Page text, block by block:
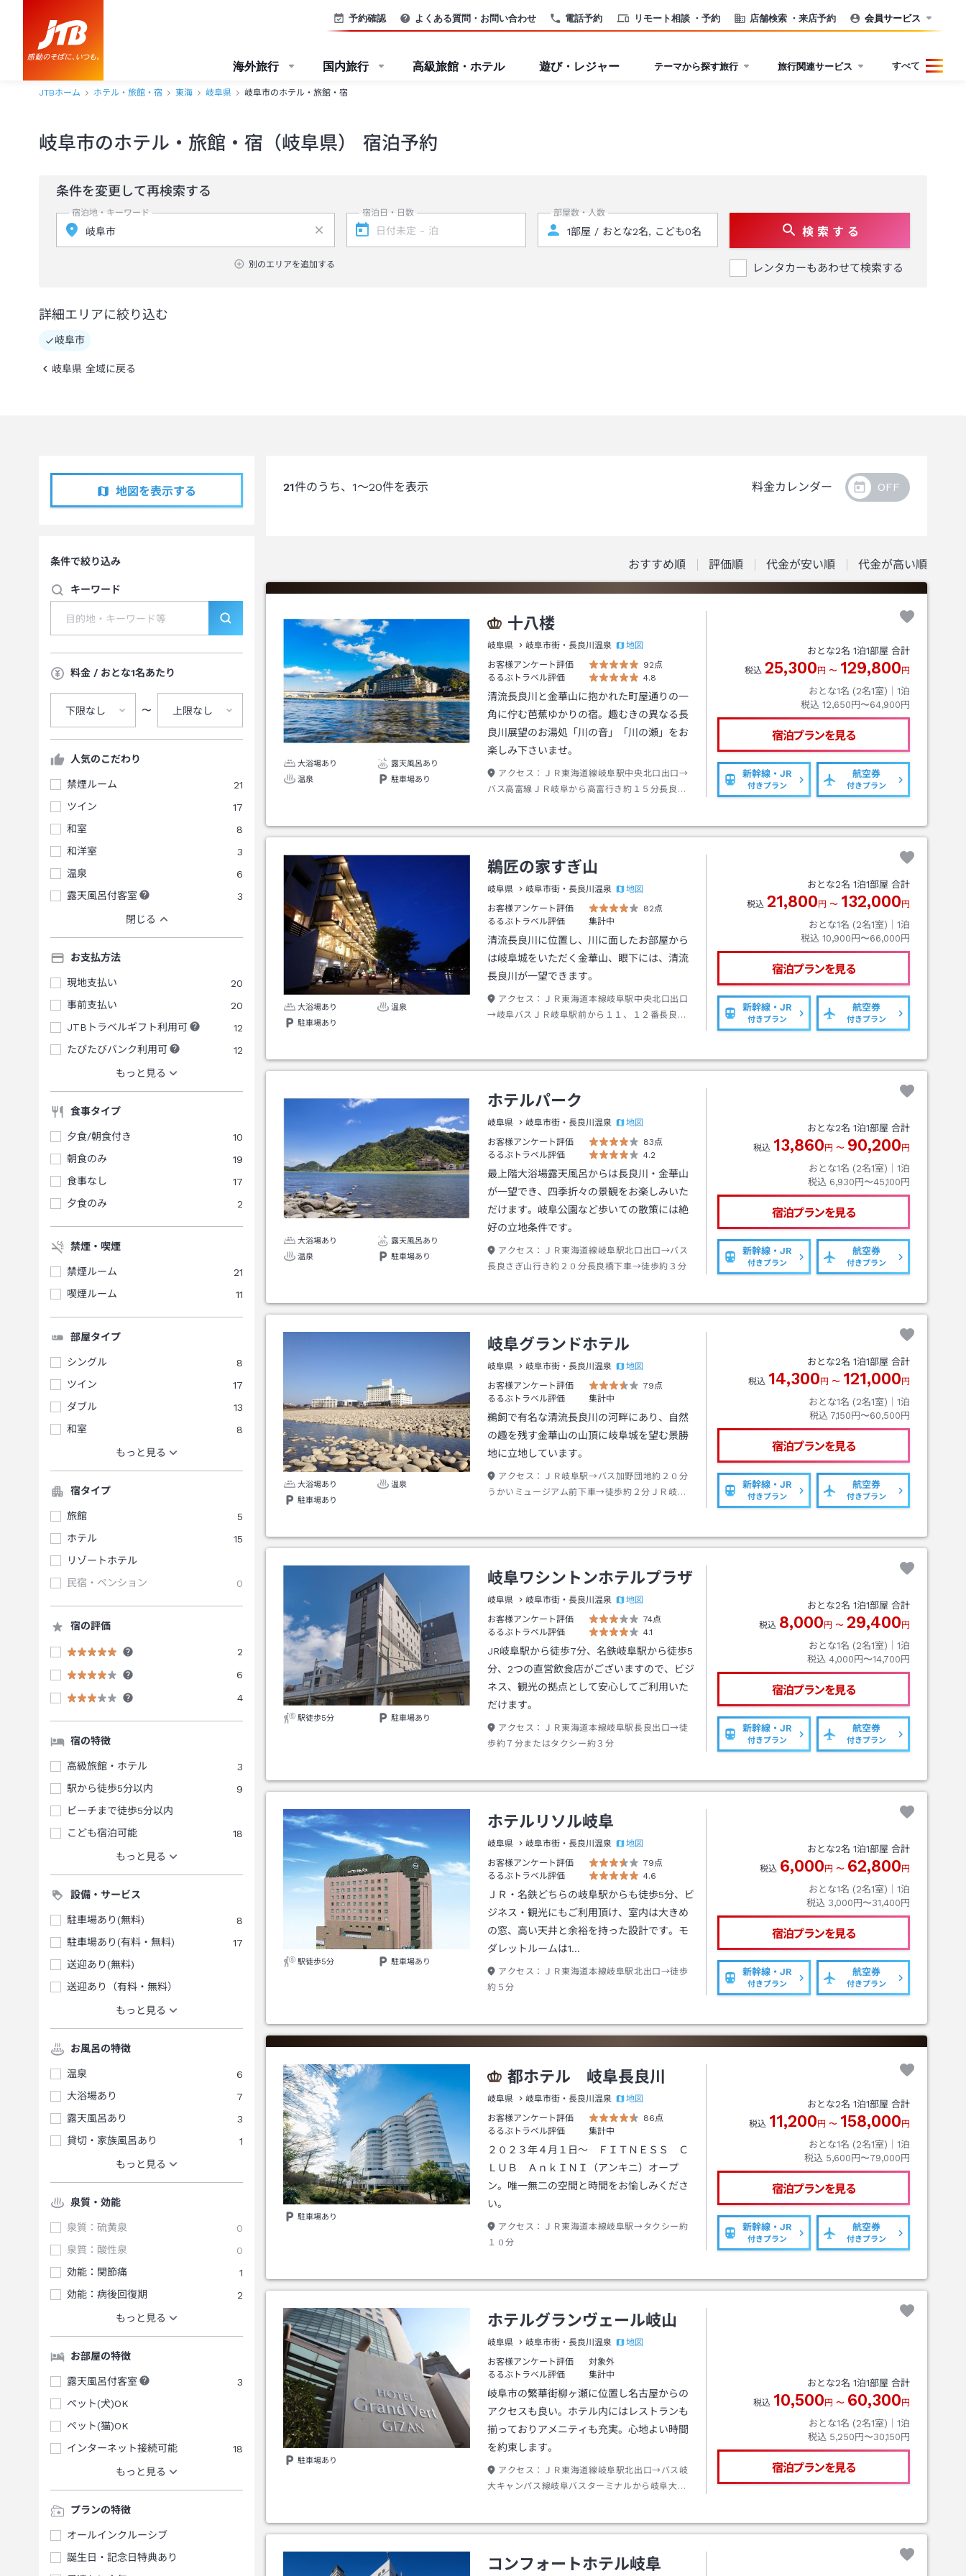
電話予約 リモート相談 ・予約 店舗検索 ・来店予約
予約確認 よくある質問・お問い合わせ 会員サービス
海外旅行 国内旅行 高級旅館・ホテル 遊び・レジャー テーマから探す旅行 旅行関連サービス すべて
JTBホーム ホテル・旅館・宿 東海 岐阜県 岐阜市のホテル・旅館・宿
岐阜市のホテル・旅館・宿（岐阜県） 宿泊予約
条件を変更して再検索する
宿泊地・キーワード
別のエリアを追加する
宿泊日・日数 部屋数・人数
検 索 す る
レンタカーもあわせて検索する
詳細エリアに絞り込む
岐阜市
岐阜県 全域に戻る
地図を表示する
条件で絞り込み
キーワード
料金 / おとな1名あたり
下限なし 〜 上限なし
人気のこだわり
禁煙ルーム
21
ツイン
17
和室
8
和洋室
3
温泉
6
露天風呂付客室
3
閉じる
お支払方法
現地支払い
20
事前支払い
20
JTBトラベルギフト利用可
12
たびたびバンク利用可
12
もっと見る
食事タイプ
夕食/朝食付き
10
朝食のみ
19
食事なし
17
夕食のみ
2
禁煙・喫煙
禁煙ルーム
21
喫煙ルーム
11
部屋タイプ
シングル
8
ツイン
17
ダブル
13
和室
8
もっと見る
宿タイプ
旅館
5
ホテル
15
リゾートホテル
民宿・ペンション
0
宿の評価
2
6
4
宿の特徴
高級旅館・ホテル
3
駅から徒歩5分以内
9
ビーチまで徒歩5分以内
こども宿泊可能
18
もっと見る
設備・サービス
駐車場あり(無料)
8
駐車場あり(有料・無料)
17
送迎あり(無料)
送迎あり（有料・無料）
もっと見る
お風呂の特徴
温泉
6
大浴場あり
7
露天風呂あり
3
貸切・家族風呂あり
1
もっと見る
泉質・効能
泉質：硫黄泉
0
泉質：酸性泉
0
効能：関節痛
1
効能：病後回復期
2
もっと見る
お部屋の特徴
露天風呂付客室
3
ペット(犬)OK
ペット(猫)OK
インターネット接続可能
18
もっと見る
プランの特徴
オールインクルーシブ
誕生日・記念日特典あり
21件のうち、 1～20件を表示 料金カレンダー
おすすめ順 評価順 代金が安い順 代金が高い順
大浴場あり
露天風呂あり
温泉
駐車場あり
十八楼
岐阜県 岐阜市街・長良川温泉
地図
お客様アンケート評価
92点
るるぶトラベル評価
4.8
清流長良川と金華山に抱かれた町屋通りの一
角に佇む芭蕉ゆかりの宿。趣むきの異なる長
良川展望のお湯処「川の音」「川の瀬」をお
楽しみ下さいませ。
アクセス：
ＪＲ東海道線岐阜駅中央北口出口→
バス高富線ＪＲ岐阜から高富行き約１５分長良橋
おとな2名 1泊1部屋 合計
税込 25,300 円 〜 129,800 円
おとな1名 (2名1室)｜ 1泊
税込 12,650円〜64,900円
宿泊プランを見る
新幹線・JR
付きプラン
航空券
付きプラン
大浴場あり
温泉
駐車場あり
鵜匠の家すぎ山
岐阜県 岐阜市街・長良川温泉
地図
お客様アンケート評価
82点
るるぶトラベル評価
集計中
清流長良川に位置し、川に面したお部屋から
は岐阜城をいただく金華山、眼下には、清流
長良川が一望できます。
アクセス：
ＪＲ東海道本線岐阜駅中央北口出口
→岐阜バスＪＲ岐阜駅前から１１、１２番長良橋
おとな2名 1泊1部屋 合計
税込 21,800 円 〜 132,000 円
おとな1名 (2名1室)｜ 1泊
税込 10,900円〜66,000円
宿泊プランを見る
新幹線・JR
付きプラン
航空券
付きプラン
大浴場あり
露天風呂あり
温泉
駐車場あり
ホテルパーク
岐阜県 岐阜市街・長良川温泉
地図
お客様アンケート評価
83点
るるぶトラベル評価
4.2
最上階大浴場露天風呂からは長良川・金華山
が一望でき、四季折々の景観をお楽しみいた
だけます。岐阜公園など歩いての散策には絶
好の立地条件です。
アクセス：
ＪＲ東海道線岐阜駅北口出口→バス
長良さぎ山行き約２０分長良橋下車→徒歩約３分
おとな2名 1泊1部屋 合計
税込 13,860 円 〜 90,200 円
おとな1名 (2名1室)｜ 1泊
税込 6,930円〜45,100円
宿泊プランを見る
新幹線・JR
付きプラン
航空券
付きプラン
大浴場あり
温泉
駐車場あり
岐阜グランドホテル
岐阜県 岐阜市街・長良川温泉
地図
お客様アンケート評価
79点
るるぶトラベル評価
集計中
鵜飼で有名な清流長良川の河畔にあり、自然
の趣を残す金華山の山頂に岐阜城を望む景勝
地に立地しています。
アクセス：
ＪＲ岐阜駅→バス加野団地約２０分
うかいミュージアム前下車→徒歩約２分ＪＲ岐阜
おとな2名 1泊1部屋 合計
税込 14,300 円 〜 121,000 円
おとな1名 (2名1室)｜ 1泊
税込 7,150円〜60,500円
宿泊プランを見る
新幹線・JR
付きプラン
航空券
付きプラン
駅徒歩5分 駐車場あり
岐阜ワシントンホテルプラザ
岐阜県 岐阜市街・長良川温泉
地図
お客様アンケート評価
74点
るるぶトラベル評価
4.1
JR岐阜駅から徒歩7分、名鉄岐阜駅から徒歩5
分、2つの直営飲食店がございますので、ビジ
ネス、観光の拠点として安心してご利用いた
だけます。
アクセス：
ＪＲ東海道本線岐阜駅長良出口→徒
歩約７分またはタクシー約３分
おとな2名 1泊1部屋 合計
税込 8,000 円 〜 29,400 円
おとな1名 (2名1室)｜ 1泊
税込 4,000円〜14,700円
宿泊プランを見る
新幹線・JR
付きプラン
航空券
付きプラン
駅徒歩5分 駐車場あり
ホテルリソル岐阜
岐阜県 岐阜市街・長良川温泉
地図
お客様アンケート評価
79点
るるぶトラベル評価
4.6
ＪＲ・名鉄どちらの岐阜駅からも徒歩5分、ビ
ジネス・観光にもご利用頂け、室内は大きめ
の窓、高い天井と余裕を持った設計です。モ
ダレットルームは1…
アクセス：
ＪＲ東海道本線岐阜駅北出口→徒歩
約５分
おとな2名 1泊1部屋 合計
税込 6,000 円 〜 62,800 円
おとな1名 (2名1室)｜ 1泊
税込 3,000円〜31,400円
宿泊プランを見る
新幹線・JR
付きプラン
航空券
付きプラン
駐車場あり
都ホテル 岐阜長良川
岐阜県 岐阜市街・長良川温泉
地図
お客様アンケート評価
86点
るるぶトラベル評価
集計中
２０２３年４月１日～ ＦＩＴＮＥＳＳ Ｃ
ＬＵＢ ＡｎｋＩＮＩ（アンキニ）オープ
ン。唯一無二の空間と時間をお愉しみくださ
い。
アクセス：
ＪＲ東海道本線岐阜駅→タクシー約
１０分
おとな2名 1泊1部屋 合計
税込 11,200 円 〜 158,000 円
おとな1名 (2名1室)｜ 1泊
税込 5,600円〜79,000円
宿泊プランを見る
新幹線・JR
付きプラン
航空券
付きプラン
駐車場あり
ホテルグランヴェール岐山
岐阜県 岐阜市街・長良川温泉
地図
お客様アンケート評価
対象外
るるぶトラベル評価
集計中
岐阜市の繁華街柳ヶ瀬に位置し名古屋からの
アクセスも良い。ホテル内にはレストランも
揃っておりアメニティも充実。心地よい時間
を約束します。
アクセス：
ＪＲ東海道線岐阜駅北出口→バス岐
大キャンパス線岐阜バスターミナルから岐阜大
おとな2名 1泊1部屋 合計
税込 10,500 円 〜 60,300 円
おとな1名 (2名1室)｜ 1泊
税込 5,250円〜30,150円
宿泊プランを見る
コンフォートホテル岐阜